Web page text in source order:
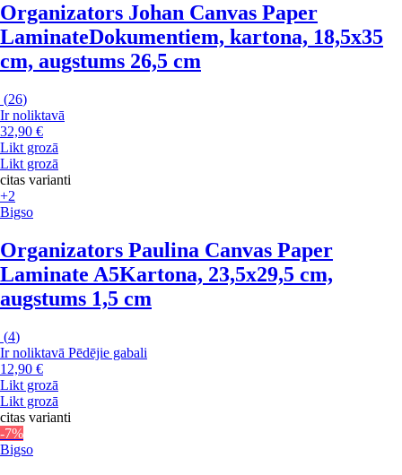
Organizators Johan Canvas Paper
LaminateDokumentiem, kartona, 18,5x35
cm, augstums 26,5 cm
(26)
Ir noliktavā
32,90 €
Likt grozā
Likt grozā
citas varianti
+2
Bigso
Organizators Paulina Canvas Paper
Laminate A5Kartona, 23,5x29,5 cm,
augstums 1,5 cm
(4)
Ir noliktavā Pēdējie gabali
12,90 €
Likt grozā
Likt grozā
citas varianti
-7%
Bigso